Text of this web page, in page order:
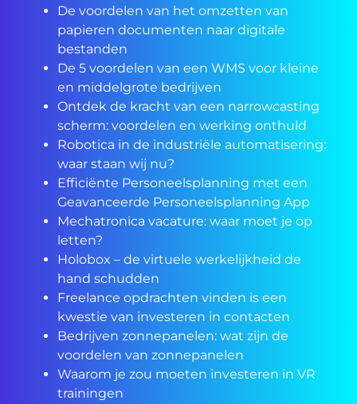
De voordelen van het omzetten van
papieren documenten naar digitale
bestanden
De 5 voordelen van een WMS voor kleine
en middelgrote bedrijven
Ontdek de kracht van een narrowcasting
scherm: voordelen en werking onthuld
Robotica in de industriële automatisering:
waar staan wij nu?
Efficiënte Personeelsplanning met een
Geavanceerde Personeelsplanning App
Mechatronica vacature: waar moet je op
letten?
Holobox – de virtuele werkelijkheid de
hand schudden
Freelance opdrachten vinden is een
kwestie van investeren in contacten
Bedrijven zonnepanelen: wat zijn de
voordelen van zonnepanelen
Waarom je zou moeten investeren in VR
trainingen